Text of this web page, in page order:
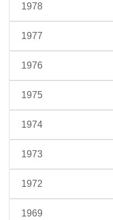
1978
1977
1976
1975
1974
1973
1972
1969